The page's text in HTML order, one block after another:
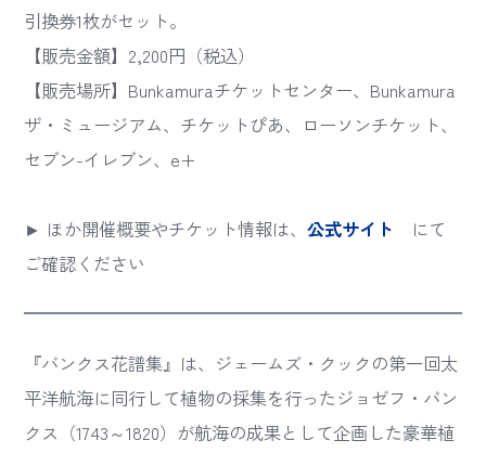
引換券1枚がセット。
【販売金額】2,200円（税込）
【販売場所】Bunkamuraチケットセンター、Bunkamura
ザ・ミュージアム、チケットぴあ、ローソンチケット、
セブン-イレブン、e+
► ほか開催概要やチケット情報は、公式サイト にて
ご確認ください
『バンクス花譜集』は、ジェームズ・クックの第一回太
平洋航海に同行して植物の採集を行ったジョゼフ・バン
クス（1743～1820）が航海の成果として企画した豪華植